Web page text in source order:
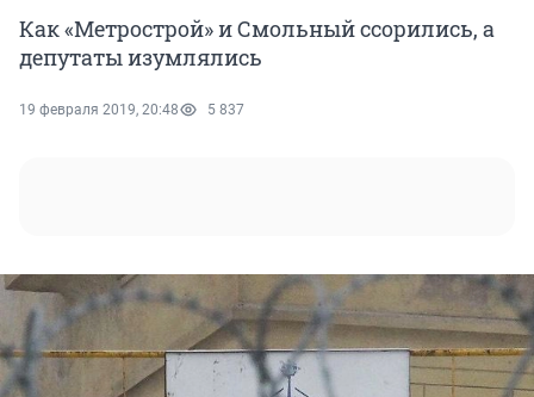
Как «Метрострой» и Смольный ссорились, а
депутаты изумлялись
19 февраля 2019, 20:48 5 837